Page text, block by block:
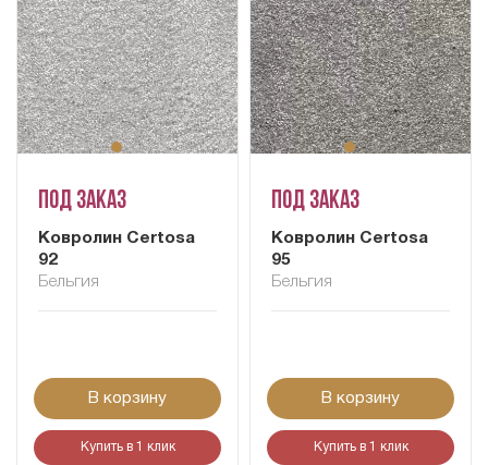
Под заказ
Ковролин Certosa
92
Бельгия
В корзину
Купить в 1 клик
Под заказ
Ковролин Certosa
95
Бельгия
В корзину
Купить в 1 клик